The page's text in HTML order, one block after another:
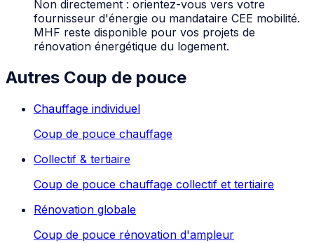
Non directement : orientez-vous vers votre
fournisseur d'énergie ou mandataire CEE mobilité.
MHF reste disponible pour vos projets de
rénovation énergétique du logement.
Autres Coup de pouce
Chauffage individuel
Coup de pouce chauffage
Collectif & tertiaire
Coup de pouce chauffage collectif et tertiaire
Rénovation globale
Coup de pouce rénovation d'ampleur